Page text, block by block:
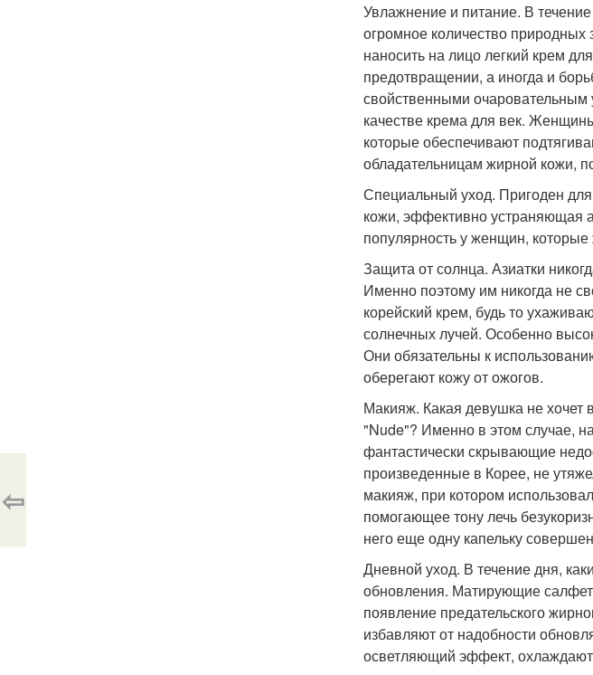
Увлажнение и питание. В
огромное количество
наносить на лицо легкий крем
предотвращении, а иногда и
свойственными очаровательным
качестве крема для век.
которые обеспечивают
обладательницам жирной кожи,
Специальный уход. Пригоден
кожи, эффективно устраняющая
популярность у женщин,
Защита от солнца. Азиатки
Именно поэтому им никогда не
корейский крем, будь то
солнечных лучей. Особенно
Они обязательны к
оберегают кожу от ожогов.
Макияж. Какая девушка не хочет
"Nude"? Именно в этом случае,
фантастически скрывающие
произведенные в Корее, не
макияж, при котором
помогающее тону лечь
него еще одну капельку
Дневной уход. В течение дня,
обновления. Матирующие
появление предательского
избавляют от надобности
осветляющий эффект, охлаждают
⇦